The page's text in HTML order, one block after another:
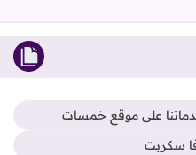
على موقع خمسات
سكربت